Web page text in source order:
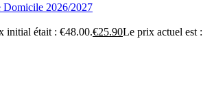
Domicile 2026/2027
initial était : €48.00.€25.90Le prix actuel est :